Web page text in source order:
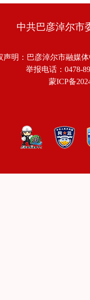
中共巴彦淖尔市
声明：巴彦淖尔市融媒
举报电话：0478-
蒙ICP备